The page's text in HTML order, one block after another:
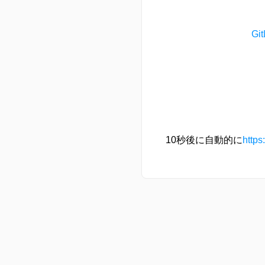
10秒後に自動的に